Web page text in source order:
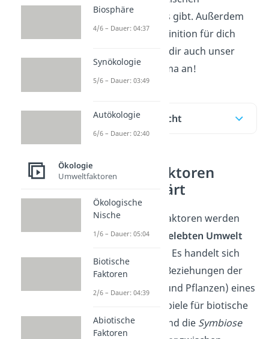
Umweltfaktoren es gibt. Außerdem
haben wir eine Definition für dich
vorbereitet. Schau dir auch unser
Videozu dem Thema an!
Inhaltsübersicht
Biotische Faktoren
einfach erklärt
Unter biotischen Faktoren werden
alle Einflüsseder belebten Umwelt
zusammengefasst. Es handelt sich
dabei also um die Beziehungen der
Lebewesen (Tiere und Pflanzen) eines
. Beispiele für biotische
Umweltfaktoren sind die Symbiose
Biosphäre
4/6 – Dauer: 04:37
Synökologie
5/6 – Dauer: 03:49
Autökologie
6/6 – Dauer: 02:40
Ökologie
Umweltfaktoren
Ökologische
Nische
1/6 – Dauer: 05:04
Biotische
Faktoren
2/6 – Dauer: 04:39
Abiotische
Faktoren